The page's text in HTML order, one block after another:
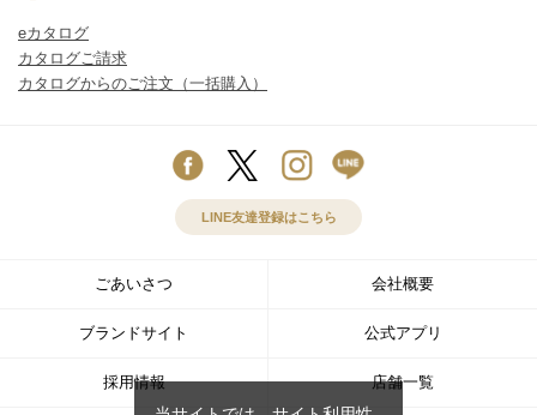
eカタログ
カタログご請求
カタログからのご注文（一括購入）
LINE友達登録はこちら
ごあいさつ 会社概要
ブランドサイト 公式アプリ
採用情報 店舗一覧